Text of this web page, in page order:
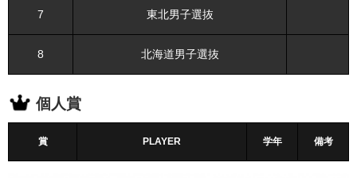
7 東北男子選抜
8 北海道男子選抜
個人賞
賞 PLAYER 学年 備考